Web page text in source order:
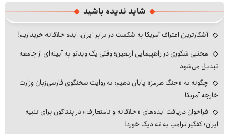
شاید ندیده باشید
آشکارترین اعتراف آمریکا به شکست در برابر ایران؛ ایده خلاقانه خریداریم!
مجتبی شکوری در راهپیمایی اربعین؛ وقتی یک ویدئو به آیینه‌ای از جامعه
تبدیل می‌شود
چگونه به «جنگ هرمز» پایان دهیم؛ به روایت سخنگوی فارسی‌زبان وزارت
خارجه آمریکا
فراخوان دریافت ایده‌های «خلاقانه و نامتعارف» در پنتاگون برای تنبیه
ایران؛ کفگیر ترامپ به ته دیگ خورد!